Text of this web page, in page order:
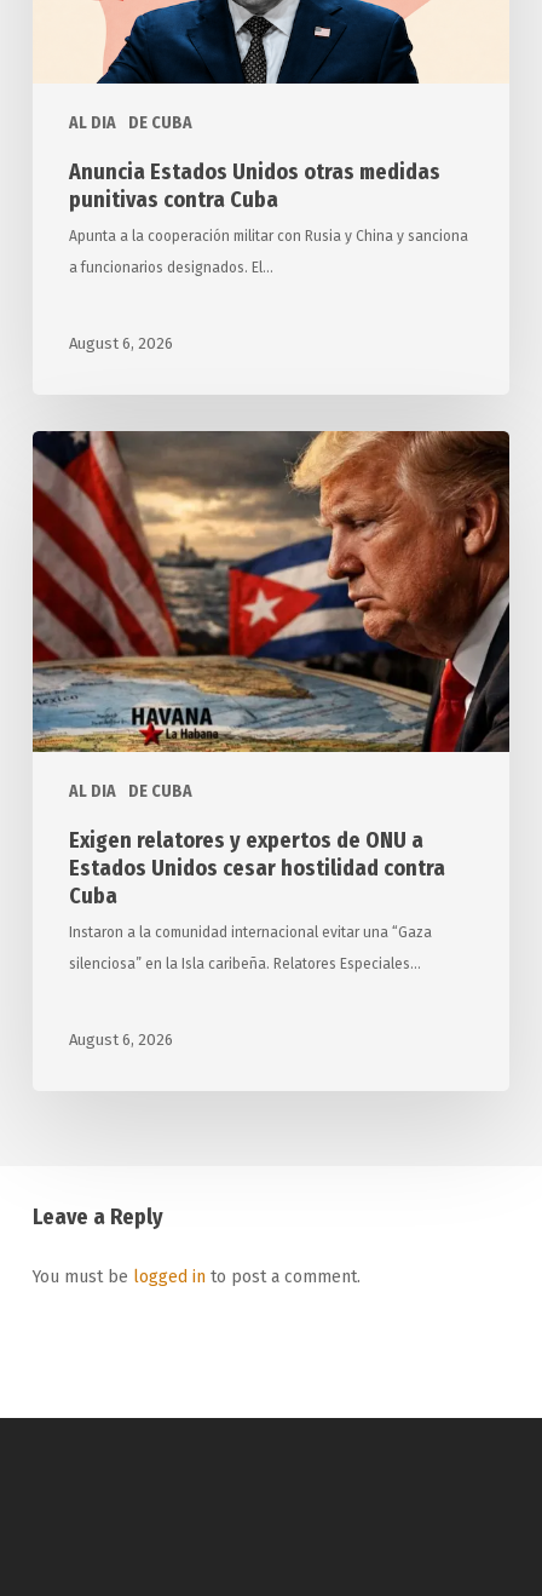
AL DIA DE CUBA
Anuncia Estados Unidos otras medidas
punitivas contra Cuba
Apunta a la cooperación militar con Rusia y China y sanciona
a funcionarios designados. El…
August 6, 2026
AL DIA DE CUBA
Exigen
relatores
expertos
de
ONU
a
Estados
Unidos
cesar
contra
Exigen relatores y expertos de ONU a
Estados Unidos cesar hostilidad contra
Cuba
Instaron a la comunidad internacional evitar una “Gaza
silenciosa” en la Isla caribeña. Relatores Especiales…
August 6, 2026
Leave a Reply
You must be logged into post a comment.